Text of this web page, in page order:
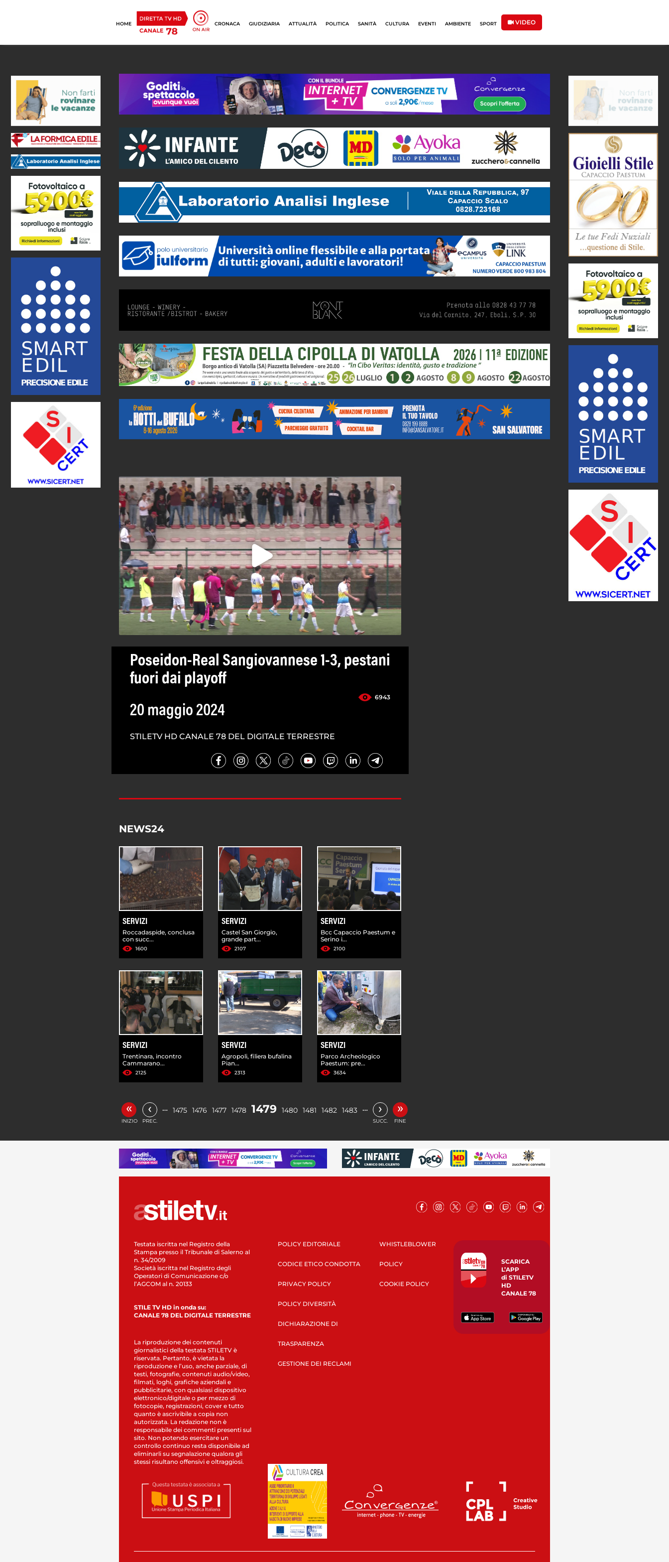
HOME CRONACA GIUDIZIARIA ATTUALITÀ POLITICA SANITÀ CULTURA EVENTI AMBIENTE SPORT VIDEO
Poseidon-Real Sangiovannese 1-3, pestani
fuori dai playoff
6943
20 maggio 2024
STILETV HD CANALE 78 DEL DIGITALE TERRESTRE
NEWS24
SERVIZI
Roccadaspide, conclusa
con succ...
1600
SERVIZI
Castel San Giorgio,
grande part...
2107
SERVIZI
Bcc Capaccio Paestum e
Serino i...
2100
SERVIZI
Trentinara, incontro
Cammarano...
2125
SERVIZI
Agropoli, filiera bufalina
Pian...
2313
SERVIZI
Parco Archeologico
Paestum: pre...
3634
«
INIZIO
‹
PREC.
… 1475 1476 1477 1478 1479 1480 1481 1482 1483 … ›
SUCC.
»
FINE
Testata iscritta nel Registro della
Stampa presso il Tribunale di Salerno al
n. 34/2009
Società iscritta nel Registro degli
Operatori di Comunicazione c/o
l’AGCOM al n. 20133
STILE TV HD in onda su:
CANALE 78 DEL DIGITALE TERRESTRE
La riproduzione dei contenuti
giornalistici della testata STILETV è
riservata. Pertanto, è vietata la
riproduzione e l’uso, anche parziale, di
testi, fotografie, contenuti audio/video,
filmati, loghi, grafiche aziendali e
pubblicitarie, con qualsiasi dispositivo
elettronico/digitale o per mezzo di
fotocopie, registrazioni, cover e tutto
quanto è ascrivibile a copia non
autorizzata. La redazione non è
responsabile dei commenti presenti sul
sito. Non potendo esercitare un
controllo continuo resta disponibile ad
eliminarli su segnalazione qualora gli
stessi risultano offensivi e oltraggiosi.
POLICY EDITORIALE
CODICE ETICO CONDOTTA
PRIVACY POLICY
POLICY DIVERSITÀ
DICHIARAZIONE DI
TRASPARENZA
GESTIONE DEI RECLAMI
WHISTLEBLOWER
POLICY
COOKIE POLICY
SCARICA
L’APP
di STILETV
HD
CANALE 78